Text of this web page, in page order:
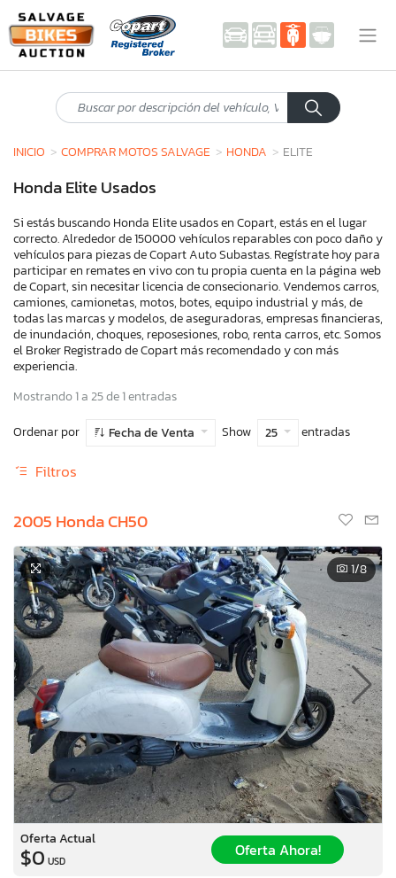
INICIO COMPRAR MOTOS SALVAGE HONDA ELITE
Honda Elite Usados
Si estás buscando Honda Elite usados en Copart, estás en el lugar
correcto. Alrededor de 150000 vehículos reparables con poco daño y
vehículos para piezas de Copart Auto Subastas. Regístrate hoy para
participar en remates en vivo con tu propia cuenta en la página web
de Copart, sin necesitar licencia de consecionario. Vendemos carros,
camiones, camionetas, motos, botes, equipo industrial y más, de
todas las marcas y modelos, de aseguradoras, empresas financieras,
de inundación, choques, reposesiones, robo, renta carros, etc. Somos
el Broker Registrado de Copart más recomendado y con más
experiencia.
Mostrando 1 a 25 de 1 entradas
Ordenar por
Fecha de Venta Show 25 entradas
Filtros
2005 Honda CH50
1/8
Oferta Actual
$0 USD
Oferta Ahora!